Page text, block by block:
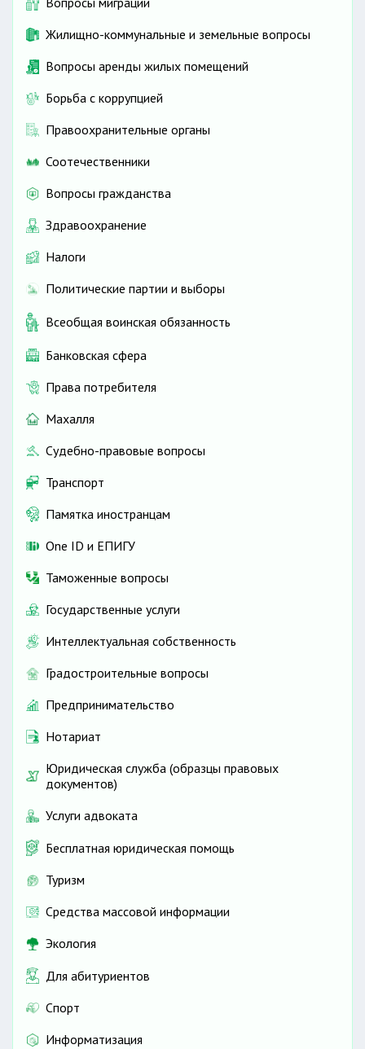
Жилищно-коммунальные и земельные вопросы
Вопросы аренды жилых помещений
Борьба с коррупцией
Правоохранительные органы
Соотечественники
Вопросы гражданства
Здравоохранение
Налоги
Политические партии и выборы
Всеобщая воинская обязанность
Банковская сфера
Права потребителя
Махалля
Судебно-правовые вопросы
Транспорт
Памятка иностранцам
One ID и ЕПИГУ
Таможенные вопросы
Государственные услуги
Интеллектуальная собственность
Градостроительные вопросы
Предпринимательство
Нотариат
Юридическая служба (образцы правовых
документов)
Услуги адвоката
Бесплатная юридическая помощь
Туризм
Средства массовой информации
Экология
Для абитуриентов
Спорт
Информатизация